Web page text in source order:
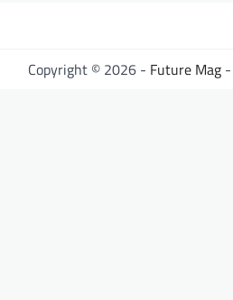
Copyright © 2026 - Future Mag-